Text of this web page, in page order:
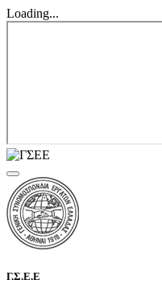
Loading...
Γ.Σ.Ε.Ε